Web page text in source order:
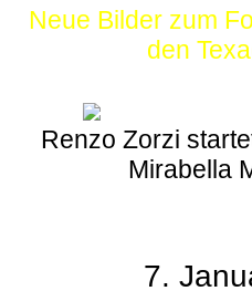
Neue Bilder zum
den
Renzo Zorzi
Mirabella
7.